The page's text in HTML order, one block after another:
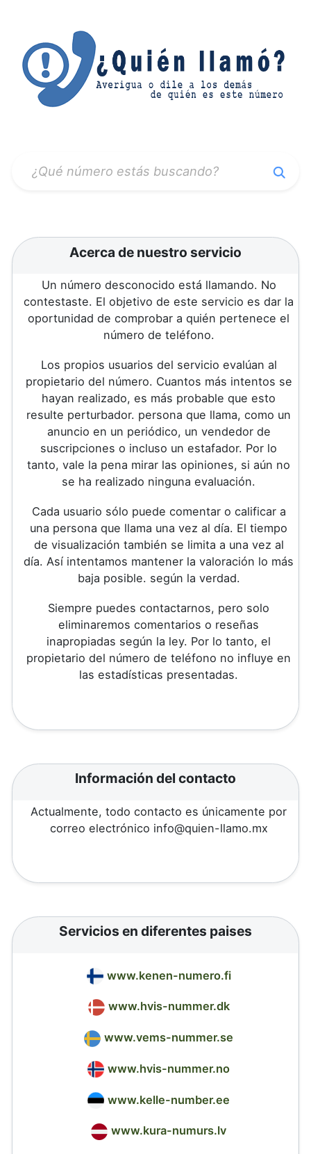
Acerca de nuestro servicio
Un número desconocido está llamando. No
contestaste. El objetivo de este servicio es dar la
oportunidad de comprobar a quién pertenece el
número de teléfono.
Los propios usuarios del servicio evalúan al
propietario del número. Cuantos más intentos se
hayan realizado, es más probable que esto
resulte perturbador. persona que llama, como un
anuncio en un periódico, un vendedor de
suscripciones o incluso un estafador. Por lo
tanto, vale la pena mirar las opiniones, si aún no
se ha realizado ninguna evaluación.
Cada usuario sólo puede comentar o calificar a
una persona que llama una vez al día. El tiempo
de visualización también se limita a una vez al
día. Así intentamos mantener la valoración lo más
baja posible. según la verdad.
Siempre puedes contactarnos, pero solo
eliminaremos comentarios o reseñas
inapropiadas según la ley. Por lo tanto, el
propietario del número de teléfono no influye en
las estadísticas presentadas.
Información del contacto
Actualmente, todo contacto es únicamente por
correo electrónico info@quien-llamo.mx
Servicios en diferentes paises
www.kenen-numero.fi
www.hvis-nummer.dk
www.vems-nummer.se
www.hvis-nummer.no
www.kelle-number.ee
www.kura-numurs.lv